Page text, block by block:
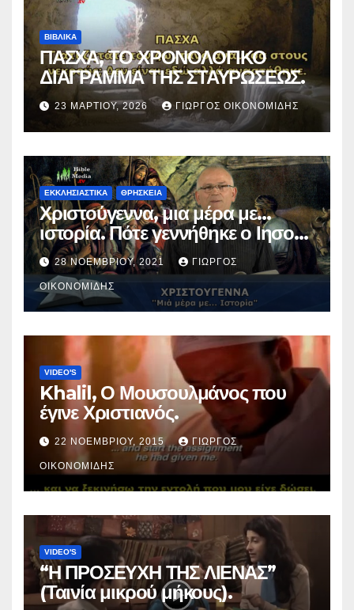
ΒΙΒΛΙΚΑ
ΠΑΣΧΑ, ΤΟ ΧΡΟΝΟΛΟΓΙΚΟ
ΔΙΑΓΡΑΜΜΑ ΤΗΣ ΣΤΑΥΡΩΣΕΩΣ.
23 ΜΑΡΤΊΟΥ, 2026 ΓΙΏΡΓΟΣ ΟΙΚΟΝΟΜΊΔΗΣ
ΕΚΚΛΗΣΙΑΣΤΙΚΑ ΘΡΗΣΚΕΙΑ
Χριστούγεννα, μια μέρα με…
ιστορία. Πότε γεννήθηκε ο Ιησούς
Χριστός; (Βίντεο).
28 ΝΟΕΜΒΡΊΟΥ, 2021 ΓΙΏΡΓΟΣ
ΟΙΚΟΝΟΜΊΔΗΣ
VIDEO'S
Khalil, Ο Μουσουλμάνος που
έγινε Χριστιανός.
22 ΝΟΕΜΒΡΊΟΥ, 2015 ΓΙΏΡΓΟΣ
ΟΙΚΟΝΟΜΊΔΗΣ
VIDEO'S
“Η ΠΡΟΣΕΥΧΗ ΤΗΣ ΛΙΕΝΑΣ”
(Ταινία μικρού μήκους).